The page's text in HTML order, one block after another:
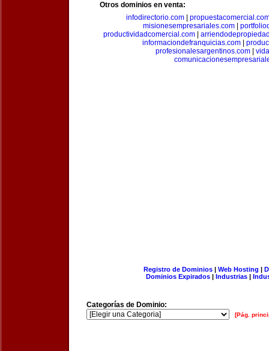
Otros dominios en venta:
infodirectorio.com
misionesempresariales.com
productividadcomercial.com
informaciondefranquicias.com
profesionalesargentinos.com|
Registro de Dominios| Web Hosting |
Dominios Expirados | Industrias |
Categorías de Dominio:
[Pág.